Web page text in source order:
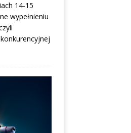
14-15
wypełnieniu